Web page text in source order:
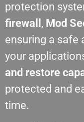
protection
firewall , Mod
ensuring a safe
your
and restore
protected and
time.